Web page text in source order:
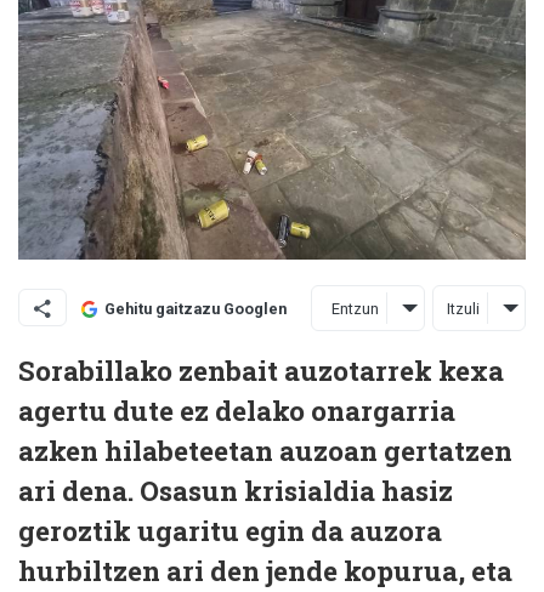
Gehitu gaitzazu Googlen Entzun Itzuli
Sorabillako zenbait auzotarrek kexa
agertu dute ez delako onargarria
azken hilabeteetan auzoan gertatzen
ari dena. Osasun krisialdia hasiz
geroztik ugaritu egin da auzora
hurbiltzen ari den jende kopurua, eta